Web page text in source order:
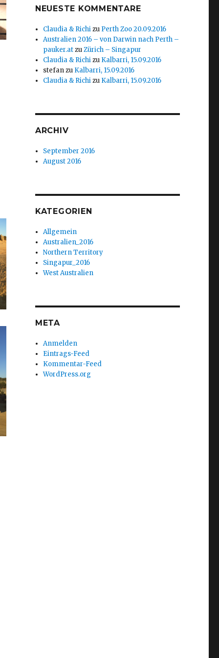
NEUESTE KOMMENTARE
Claudia & Richizu Perth Zoo 20.09.2016
Australien 2016 – von Darwin nach Perth –
pauker.atzuZürich – Singapur
Claudia & Richizu Kalbarri, 15.09.2016
stefanzu Kalbarri, 15.09.2016
Claudia & Richizu Kalbarri, 15.09.2016
ARCHIV
September 2016
August 2016
KATEGORIEN
Allgemein
Australien_2016
Northern Territory
Singapur_2016
West Australien
META
Anmelden
Eintrags-Feed
Kommentar-Feed
WordPress.org